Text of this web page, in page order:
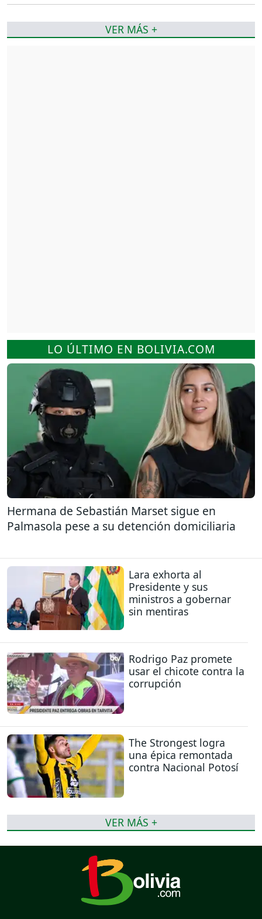
LO ÚLTIMO EN BOLIVIA.COM
Hermana de Sebastián Marset sigue en
Palmasola pese a su detención domiciliaria
Lara exhorta al
Presidente y sus
ministros a gobernar
sin mentiras
Rodrigo Paz promete
usar el chicote contra la
corrupción
The Strongest logra
una épica remontada
contra Nacional Potosí
VER MÁS +
VER MÁS +